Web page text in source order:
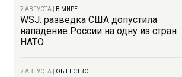
7 АВГУСТА В МИРЕ
WSJ: разведка США допустила
нападение России на одну из стран
НАТО
7 АВГУСТА ОБЩЕСТВО